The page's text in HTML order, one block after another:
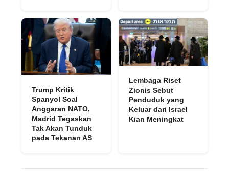
Trump Kritik
Spanyol Soal
Anggaran NATO,
Madrid Tegaskan
Tak Akan Tunduk
pada Tekanan AS
Lembaga Riset
Zionis Sebut
Penduduk yang
Keluar dari Israel
Kian Meningkat